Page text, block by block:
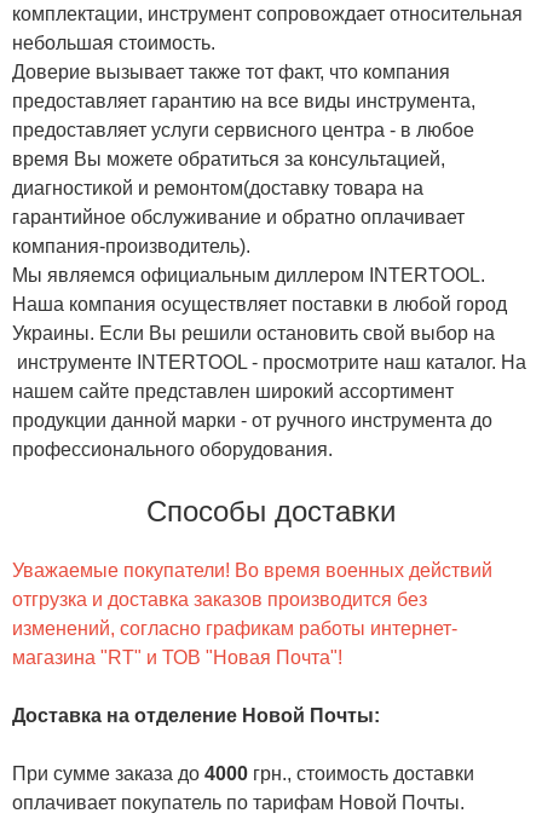
комплектации, инструмент сопровождает относительная
небольшая стоимость.
Доверие вызывает также тот факт, что компания
предоставляет гарантию на все виды инструмента,
предоставляет услуги сервисного центра - в любое
время Вы можете обратиться за консультацией,
диагностикой и ремонтом(доставку товара на
гарантийное обслуживание и обратно оплачивает
компания-производитель).
Мы являемся официальным диллером INTERTOOL.
Наша компания осуществляет поставки в любой город
Украины. Если Вы решили остановить свой выбор на
инструменте INTERTOOL - просмотрите наш каталог. На
нашем сайте представлен широкий ассортимент
продукции данной марки - от ручного инструмента до
профессионального оборудования.
Способы доставки
Уважаемые покупатели! Во время военных действий
отгрузка и доставка заказов производится без
изменений, согласно графикам работы интернет-
магазина "RT" и ТОВ "Новая Почта"!
Доставка на отделение Новой Почты:
При сумме заказа до 4000 грн., стоимость доставки
оплачивает покупатель по тарифам Новой Почты.